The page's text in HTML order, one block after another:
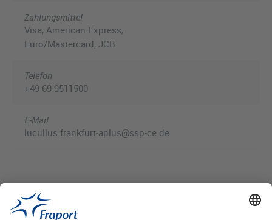
Zahlungsmittel
Visa, American Express,
Euro/Mastercard, JCB
Telefon
+49 69 9511500
E-Mail
lucullus.frankfurt-aplus@ssp-ce.de